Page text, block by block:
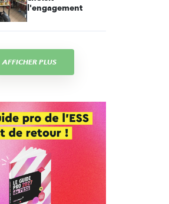
l'engagement
AFFICHER PLUS